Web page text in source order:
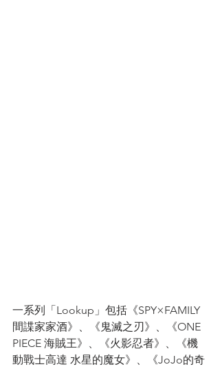
一系列「Lookup」包括《SPY×FAMILY
間諜家家酒》、《鬼滅之刃》、《ONE
PIECE 海賊王》、《火影忍者》、《機
動戰士高達 水星的魔女》、《JoJo的奇